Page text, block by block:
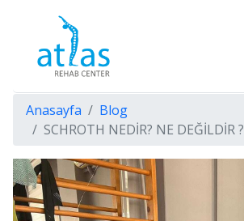
Anasayfa
Blog
SCHROTH NEDİR? NE DEĞİLDİR ?